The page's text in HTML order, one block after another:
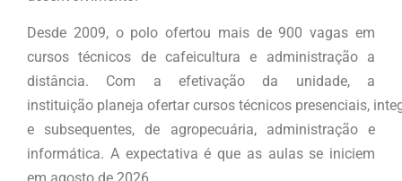
Desde 2009, o polo ofertou mais de 900 vagas em
cursos técnicos de cafeicultura e administração a
distância. Com a efetivação da unidade, a
instituição planeja ofertar cursos técnicos presenciais,
e subsequentes, de agropecuária, administração e
informática. A expectativa é que as aulas se iniciem